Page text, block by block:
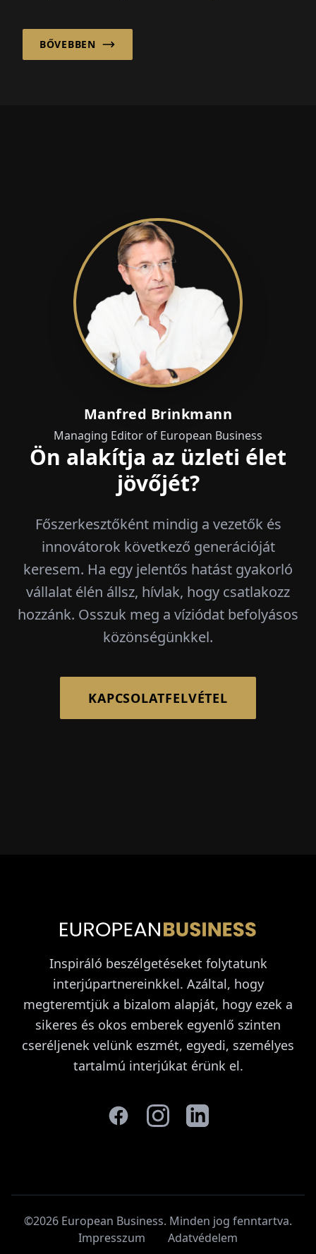
vállalatokat...
BŐVEBBEN
Manfred Brinkmann
Managing Editor of European Business
Ön alakítja az üzleti élet
jövőjét?
Főszerkesztőként mindig a vezetők és
innovátorok következő generációját
keresem. Ha egy jelentős hatást gyakorló
vállalat élén állsz, hívlak, hogy csatlakozz
hozzánk. Osszuk meg a víziódat befolyásos
közönségünkkel.
KAPCSOLATFELVÉTEL
Inspiráló beszélgetéseket folytatunk
interjúpartnereinkkel. Azáltal, hogy
megteremtjük a bizalom alapját, hogy ezek a
sikeres és okos emberek egyenlő szinten
cseréljenek velünk eszmét, egyedi, személyes
tartalmú interjúkat érünk el.
©2026 European Business. Minden jog fenntartva.
Impresszum
Adatvédelem